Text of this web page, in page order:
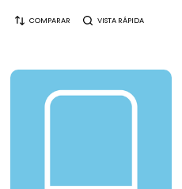
COMPARAR VISTA RÁPIDA